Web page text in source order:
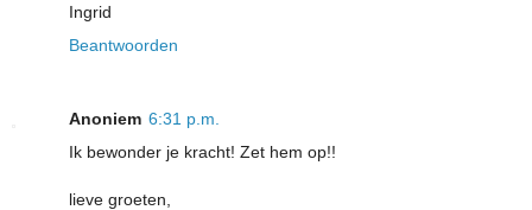
Ingrid
Beantwoorden
Anoniem 6:31 p.m.
Ik bewonder je kracht! Zet hem op!!
lieve groeten,